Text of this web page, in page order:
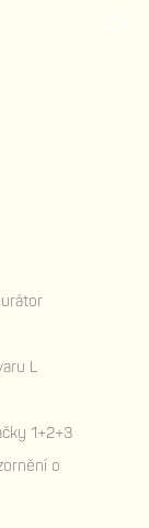
L
1+2+3
o